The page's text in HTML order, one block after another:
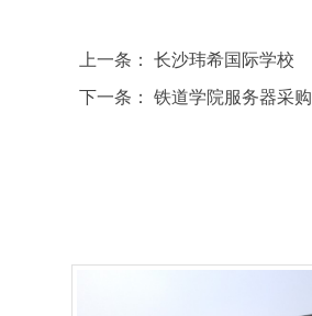
上一条： 长沙玮希国际学校
下一条： 铁道学院服务器采购